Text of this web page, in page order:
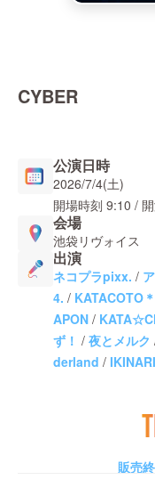
CYBER
公演日時
2026/7/4(土)
開場時刻 9:10 /
会場
池袋リヴォイス
出演
ネコプラpixx. /
4. / KATACOTO
APON /
ず！ / 夜とメルク
derland /
販売